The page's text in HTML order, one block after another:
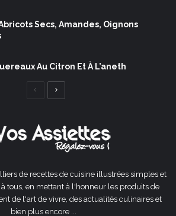
Secs, Amandes, Oignons
Au Citron Et À L’aneth
Page
de recettes de cuisine illustrées simples et
tous, en mettant à l'honneur les produits de
de l'art de vivre, des actualités culinaires et
bien plus encore ...